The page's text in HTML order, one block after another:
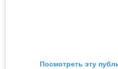
Посмотреть эту